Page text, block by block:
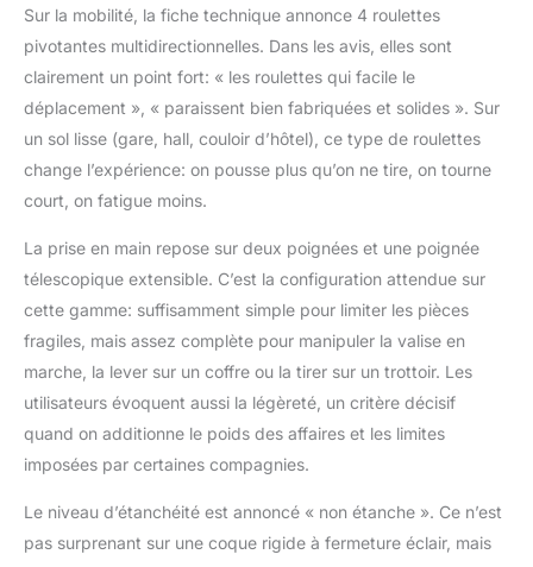
la valise pour un
transport pratique et
sans tracas. MOBILITÉ
FLUIDE ET À BRUIT
RÉDUIT : Les roulettes
doubles pivotantes
permettent de
tandis que la poignée
télescopique et la
construction légère
facilitent la
manipulation et le
levage.
Sur la mobilité, la fiche technique annonce 4 roulettes
pivotantes multidirectionnelles. Dans les avis, elles sont
clairement un point fort: « les roulettes qui facile le
déplacement », « paraissent bien fabriquées et solides ». Sur
un sol lisse (gare, hall, couloir d’hôtel), ce type de roulettes
change l’expérience: on pousse plus qu’on ne tire, on tourne
court, on fatigue moins.
La prise en main repose sur deux poignées et une poignée
télescopique extensible. C’est la configuration attendue sur
cette gamme: suffisamment simple pour limiter les pièces
fragiles, mais assez complète pour manipuler la valise en
marche, la lever sur un coffre ou la tirer sur un trottoir. Les
utilisateurs évoquent aussi la légèreté, un critère décisif
quand on additionne le poids des affaires et les limites
imposées par certaines compagnies.
Le niveau d’étanchéité est annoncé « non étanche ». Ce n’est
pas surprenant sur une coque rigide à fermeture éclair, mais